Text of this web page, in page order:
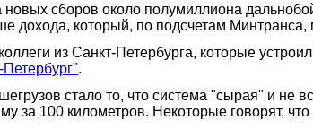
новых сборов около полумиллиона
дохода, который, по подсчетам
из Санкт-Петербурга, которые
.
стало то, что система "сырая" и не
за 100 километров. Некоторые говорят,